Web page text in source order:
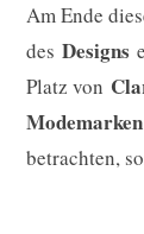
Am Ende
des Designs
Platz von
Modemarken
betrachten,